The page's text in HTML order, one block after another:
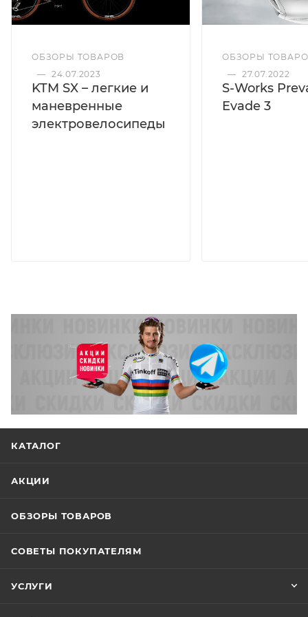
ОБЗОРЫ ТОВАРОВ
— 24.07.2023
KTM SX – легкие и
маневренные
электровелосипеды
ОБЗОРЫ
— 27.07.2022
S-Works
Evade 3
КАТАЛОГ
АКЦИИ
ОБЗОРЫ ТОВАРОВ
СОВЕТЫ ПОКУПАТЕЛЯМ
УСЛУГИ